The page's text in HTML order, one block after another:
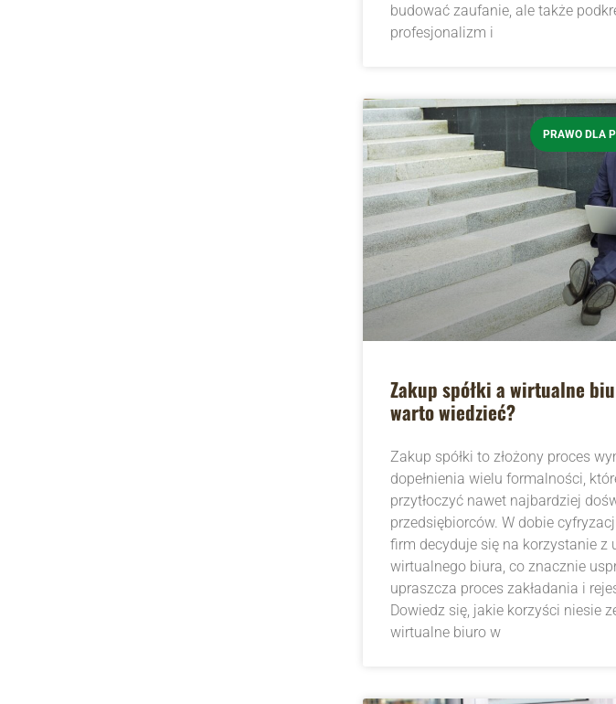
budować zaufanie, ale także
profesjonalizm i
PRAWO DLA
Zakup spółki a wirtualne
warto wiedzieć?
Zakup spółki to złożony proces
dopełnienia wielu formalności,
przytłoczyć nawet najbardziej
przedsiębiorców. W dobie
firm decyduje się na korzystanie z
wirtualnego biura, co znacznie
upraszcza proces zakładania i
Dowiedz się, jakie korzyści niesie
wirtualne biuro w